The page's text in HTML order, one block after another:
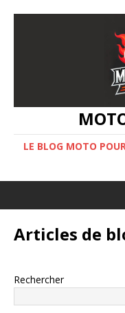
LE BLOG MOTO
Articles de
Rechercher